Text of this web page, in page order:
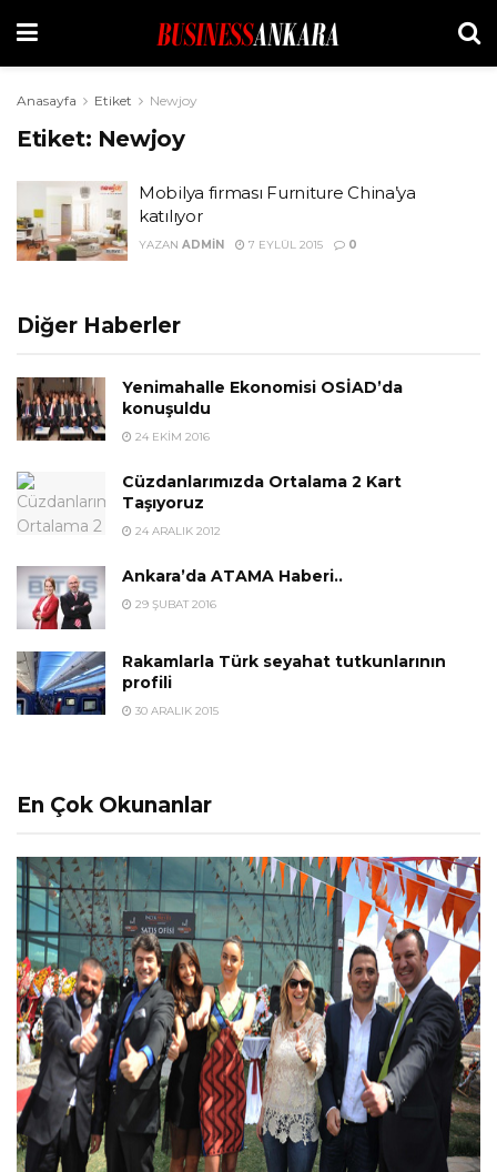
Anasayfa Etiket Newjoy
Etiket: Newjoy
Mobilya firması Furniture China’ya
katılıyor
YAZAN ADMIN 7 EYLÜL 2015 0
Diğer Haberler
Yenimahalle Ekonomisi OSİAD’da
konuşuldu
24 EKIM 2016
Cüzdanlarımızda Ortalama 2 Kart
Taşıyoruz
24 ARALIK 2012
Ankara’da ATAMA Haberi..
29 ŞUBAT 2016
Rakamlarla Türk seyahat tutkunlarının
profili
30 ARALIK 2015
En Çok Okunanlar